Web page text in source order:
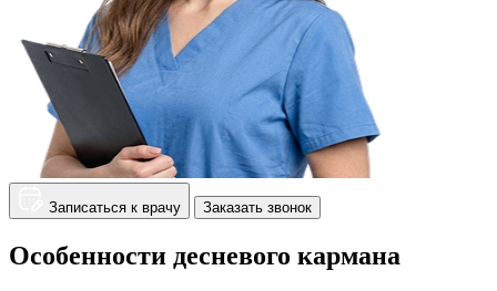
Записаться к врачу Заказать звонок
Особенности десневого кармана